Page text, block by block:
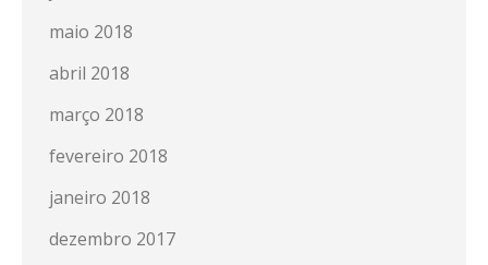
maio 2018
abril 2018
março 2018
fevereiro 2018
janeiro 2018
dezembro 2017